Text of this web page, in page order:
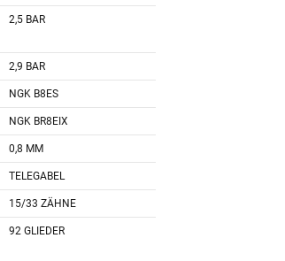
2,5 BAR
2,9 BAR
NGK B8ES
NGK BR8EIX
0,8 MM
TELEGABEL
15/33 ZÄHNE
92 GLIEDER